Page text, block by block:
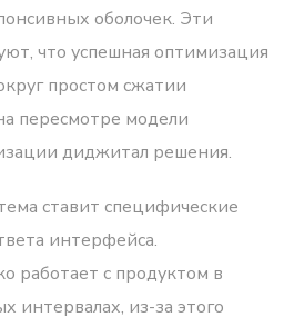
оболочек. Эти
что успешная оптимизация
простом сжатии
пересмотре модели
диджитал решения.
ставит специфические
интерфейса.
работает с продуктом в
интервалах, из-за этого